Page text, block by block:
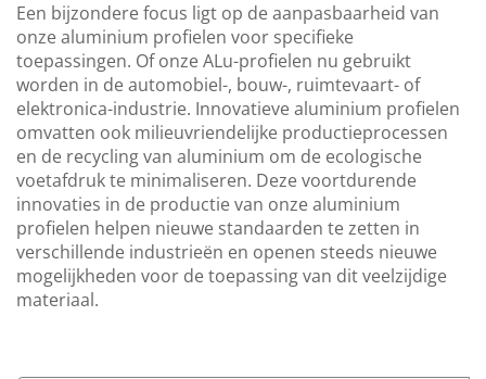
Een bijzondere focus ligt op de aanpasbaarheid van
onze aluminium profielen voor specifieke
toepassingen. Of onze ALu-profielen nu gebruikt
worden in de automobiel-, bouw-, ruimtevaart- of
elektronica-industrie. Innovatieve aluminium profielen
omvatten ook milieuvriendelijke productieprocessen
en de recycling van aluminium om de ecologische
voetafdruk te minimaliseren. Deze voortdurende
innovaties in de productie van onze aluminium
profielen helpen nieuwe standaarden te zetten in
verschillende industrieën en openen steeds nieuwe
mogelijkheden voor de toepassing van dit veelzijdige
materiaal.